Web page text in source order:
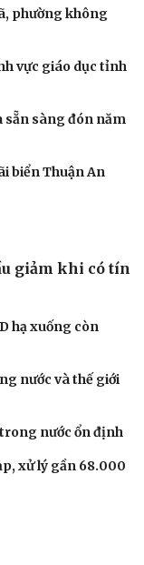
- Gia đình
phường không
vực giáo dục tỉnh
sẵn sàng đón năm
biển Thuận An
giảm khi có tín
hạ xuống còn